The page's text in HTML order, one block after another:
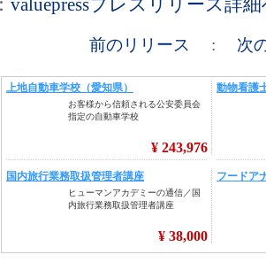
valuepressプレスリリース詳
前のリリース : 次